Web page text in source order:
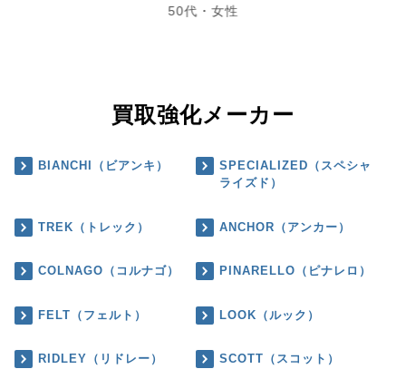
50代・女性
買取強化メーカー
BIANCHI（ビアンキ）
SPECIALIZED（スペシャ
ライズド）
TREK（トレック） ANCHOR（アンカー）
COLNAGO（コルナゴ） PINARELLO（ピナレロ）
FELT（フェルト） LOOK（ルック）
RIDLEY（リドレー） SCOTT（スコット）